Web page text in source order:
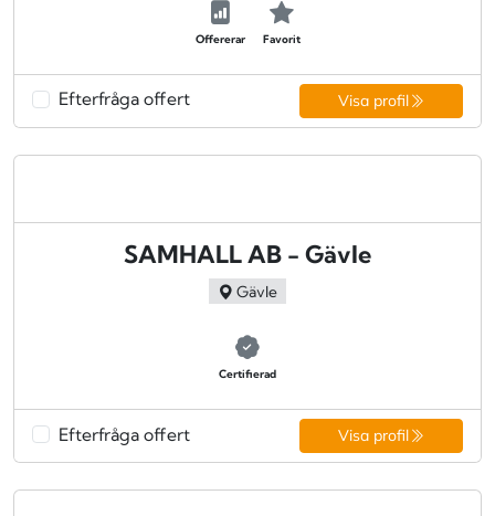
Offererar Favorit
Efterfråga offert Visa profil
SAMHALL AB - Gävle
Gävle
Certifierad
Efterfråga offert Visa profil